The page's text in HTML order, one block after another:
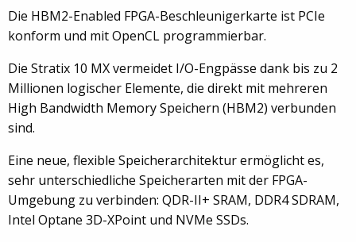
Die HBM2-Enabled FPGA-Beschleunigerkarte ist PCIe
konform und mit OpenCL programmierbar.
Die Stratix 10 MX vermeidet I/O-Engpässe dank bis zu 2
Millionen logischer Elemente, die direkt mit mehreren
High Bandwidth Memory Speichern (HBM2) verbunden
sind.
Eine neue, flexible Speicherarchitektur ermöglicht es,
sehr unterschiedliche Speicherarten mit der FPGA-
Umgebung zu verbinden: QDR-II+ SRAM, DDR4 SDRAM,
Intel Optane 3D-XPoint und NVMe SSDs.